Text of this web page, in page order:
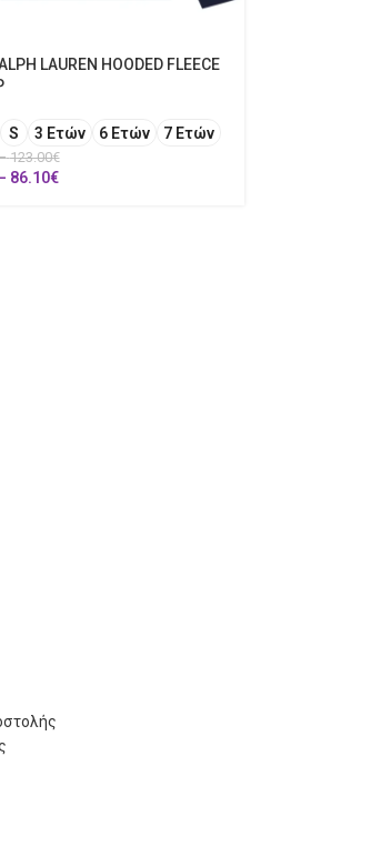
LAUREN HOODED FLEECE
S 3 Ετών 6 Ετών 7 Ετών
123.00€
86.10€